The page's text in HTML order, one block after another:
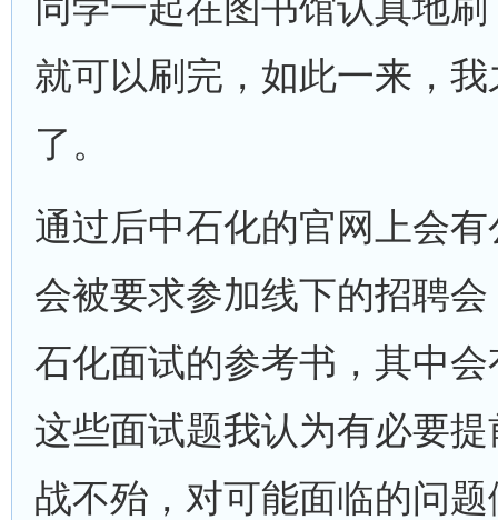
就可以刷完，如此一来，
了。
通过后中石化的官网上会
会被要求参加线下的招聘
石化面试的参考书，其中
这些面试题我认为有必要
战不殆，对可能面临的问